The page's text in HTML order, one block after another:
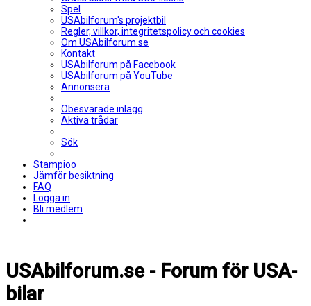
Spel
USAbilforum's projektbil
Regler, villkor, integritetspolicy och cookies
Om USAbilforum.se
Kontakt
USAbilforum på Facebook
USAbilforum på YouTube
Annonsera
Obesvarade inlägg
Aktiva trådar
Sök
Stampioo
Jämför besiktning
FAQ
Logga in
Bli medlem
USAbilforum.se - Forum för USA-
bilar